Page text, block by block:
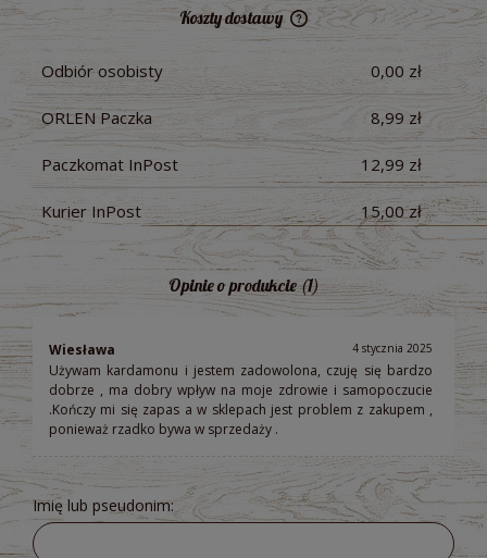
Koszty dostawy
Cena nie zawiera ewentualnych kosztów płatności
Odbiór osobisty 0,00 zł
ORLEN Paczka 8,99 zł
Paczkomat InPost 12,99 zł
Kurier InPost 15,00 zł
Opinie o produkcie (1)
Wiesława 4 stycznia 2025
Używam kardamonu i jestem zadowolona, czuję się bardzo
dobrze , ma dobry wpływ na moje zdrowie i samopoczucie
.Kończy mi się zapas a w sklepach jest problem z zakupem ,
ponieważ rzadko bywa w sprzedaży .
Imię lub pseudonim: